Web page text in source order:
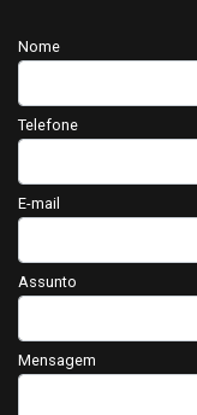
Nome
Telefone
E-mail
Assunto
Mensagem